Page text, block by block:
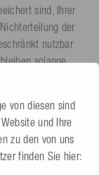
sind, Ihrer
der
nutzbar
solange
durch Cookies
von diesen sind
und Ihre
zu den von uns
finden Sie hier: